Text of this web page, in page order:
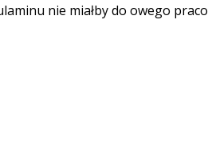
nie miałby do owego